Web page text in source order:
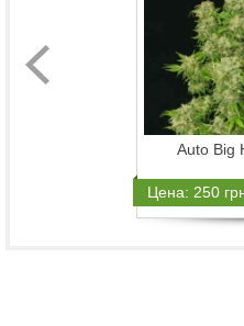
Auto Big
Цена: 250